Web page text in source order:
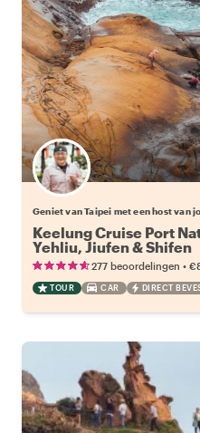
Kies jouw favoriete
Geniet van Taipei met een host van
Keelung Cruise Port
Yehliu, Jiufen & Shifen
277 beoordelingen •
TOUR CAR DIRECT